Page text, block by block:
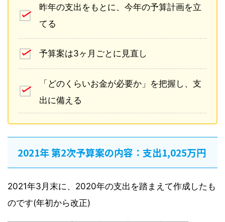
昨年の支出をもとに、今年の予算計画を立
てる
予算案は3ヶ月ごとに見直し
「どのくらいお金が必要か」を把握し、支
出に備える
2021年 第2次予算案の内容：支出1,025万円
2021年3月末に、2020年の支出を踏まえて作成したも
のです(年初から改正)